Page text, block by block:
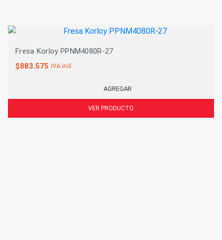
Fresa Korloy PPNM4080R-27
$883.575 IVA incl.
AGREGAR
VER PRODUCTO